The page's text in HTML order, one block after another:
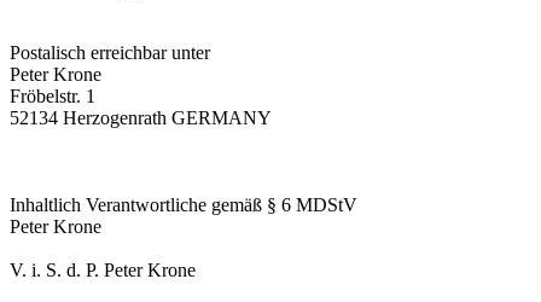
Postalisch erreichbar unter
Peter Krone
Fröbelstr. 1
52134 Herzogenrath GERMANY
Inhaltlich Verantwortliche gemäß § 6 MDStV
Peter Krone
V. i. S. d. P. Peter Krone